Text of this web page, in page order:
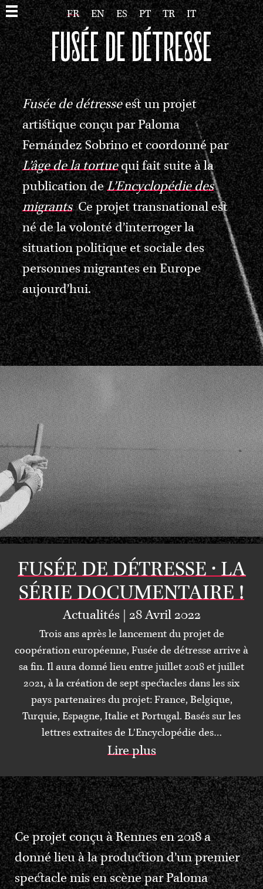
FR EN ES PT TR IT
FUSÉE DE DÉTRESSE
Fusée de détresseest un projet
artistique conçu par Paloma
Fernández Sobrino et coordonné par
L’âge de la tortuequi fait suite à la
publication deL’Encyclopédie des
migrants.Ce projet transnational est
né de la volonté d’interroger la
situation politique et sociale des
personnes migrantes en Europe
aujourd’hui.
FUSÉE DE DÉTRESSE • LA
SÉRIE DOCUMENTAIRE !
Actualités | 28 Avril 2022
Trois ans après le lancement du projet de
coopération européenne, Fusée de détresse arrive à
sa fin. Il aura donné lieu entre juillet 2018 et juillet
2021, à la création de sept spectacles dans les six
pays partenaires du projet: France, Belgique,
Turquie, Espagne, Italie et Portugal. Basés sur les
lettres extraites de L’Encyclopédie des…
Lire plus
Ce projet conçu à Rennes en 2018 a
donné lieu à la production d’un premier
spectacle mis en scène par Paloma